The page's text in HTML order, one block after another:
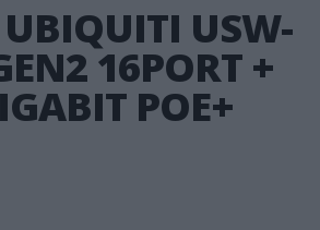
USW-
16PORT +
POE+